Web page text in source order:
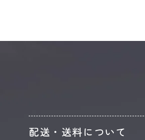
配送・送料について